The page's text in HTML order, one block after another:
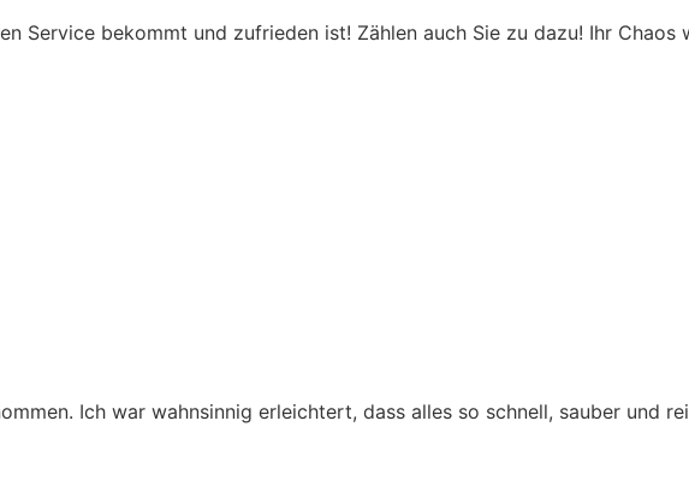
Service bekommt und zufrieden ist! Zählen auch Sie zu dazu! Ihr
Ich war wahnsinnig erleichtert, dass alles so schnell, sauber und